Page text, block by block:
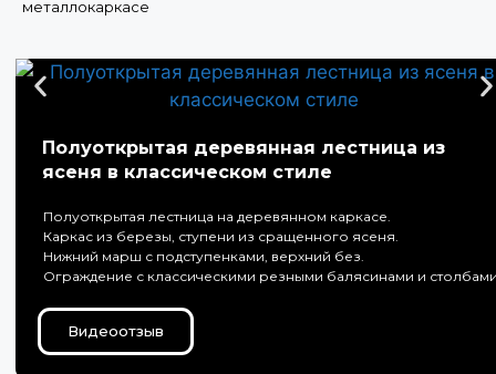
металлокаркасе
Полуоткрытая деревянная лестница из
ясеня в классическом стиле
Полуоткрытая лестница на деревянном каркасе.
Каркас из березы, ступени из сращенного ясеня.
Нижний марш с подступенками, верхний без.
Ограждение с классическими резными балясинами и
Видеоотзыв